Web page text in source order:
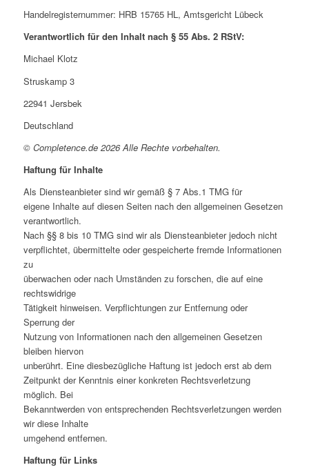
Handelregisternummer: HRB 15765 HL, Amtsgericht Lübeck
Verantwortlich für den Inhalt nach § 55 Abs. 2 RStV:
Michael Klotz
Struskamp 3
22941 Jersbek
Deutschland
© Completence.de 2026 Alle Rechte vorbehalten.
Haftung für Inhalte
Als Diensteanbieter sind wir gemäß § 7 Abs.1 TMG für
eigene Inhalte auf diesen Seiten nach den allgemeinen Gesetzen
verantwortlich.
Nach §§ 8 bis 10 TMG sind wir als Diensteanbieter jedoch nicht
verpflichtet, übermittelte oder gespeicherte fremde Informationen
zu
überwachen oder nach Umständen zu forschen, die auf eine
rechtswidrige
Tätigkeit hinweisen. Verpflichtungen zur Entfernung oder
Sperrung der
Nutzung von Informationen nach den allgemeinen Gesetzen
bleiben hiervon
unberührt. Eine diesbezügliche Haftung ist jedoch erst ab dem
Zeitpunkt der Kenntnis einer konkreten Rechtsverletzung
möglich. Bei
Bekanntwerden von entsprechenden Rechtsverletzungen werden
wir diese Inhalte
umgehend entfernen.
Haftung für Links